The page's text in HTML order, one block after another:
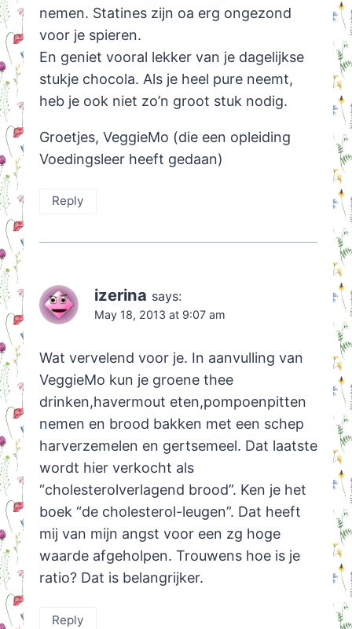
nemen. Statines zijn oa erg ongezond
voor je spieren.
En geniet vooral lekker van je dagelijkse
stukje chocola. Als je heel pure neemt,
heb je ook niet zo’n groot stuk nodig.
Groetjes, VeggieMo (die een opleiding
Voedingsleer heeft gedaan)
Reply
izerina says:
May 18, 2013 at 9:07 am
Wat vervelend voor je. In aanvulling van
VeggieMo kun je groene thee
drinken,havermout eten,pompoenpitten
nemen en brood bakken met een schep
harverzemelen en gertsemeel. Dat laatste
wordt hier verkocht als
“cholesterolverlagend brood”. Ken je het
boek “de cholesterol-leugen”. Dat heeft
mij van mijn angst voor een zg hoge
waarde afgeholpen. Trouwens hoe is je
ratio? Dat is belangrijker.
Reply